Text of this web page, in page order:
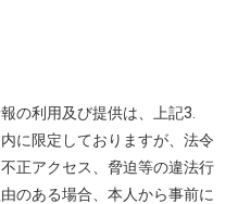
の利用及び提供は、上記3.
に限定しておりますが、法令
正アクセス、脅迫等の違法行
のある場合、本人から事前に